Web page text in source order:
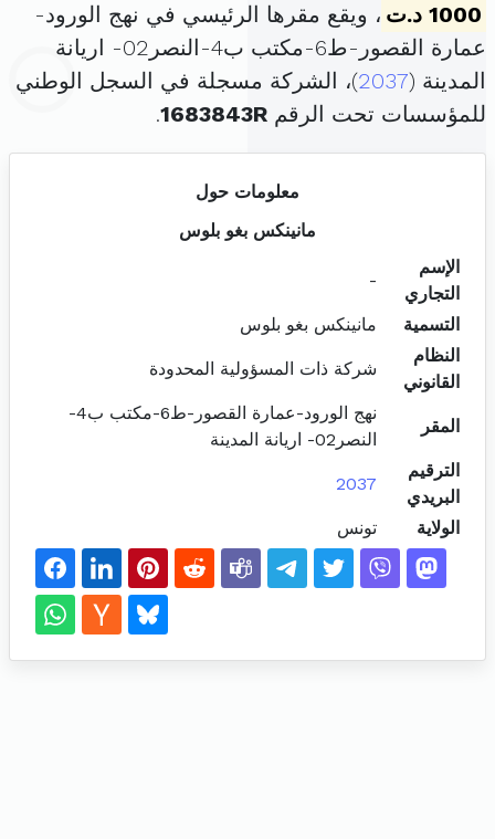
1000 د.ت
، ويقع مقرها الرئيسي في نهج الورود-
عمارة القصور-ط6-مكتب ب4-النصر02- اريانة
المدينة (2037)، الشركة مسجلة في السجل الوطني
للمؤسسات تحت الرقم 1683843R
.
معلومات حول
مانينكس بغو بلوس
الإسم
التجاري
-
التسمية
مانينكس بغو بلوس
النظام
القانوني
شركة ذات المسؤولية المحدودة
المقر
نهج الورود-عمارة القصور-ط6-مكتب ب4-
النصر02- اريانة المدينة
الترقيم
البريدي
2037
الولاية تونس